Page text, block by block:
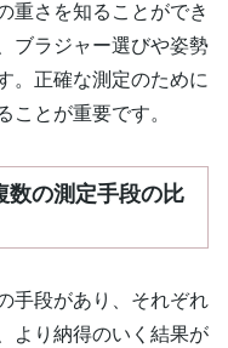
重さを知ることができ
ブラジャー選びや姿勢
。正確な測定のために
ことが重要です。
数の測定手段の比
手段があり、それぞれ
より納得のいく結果が